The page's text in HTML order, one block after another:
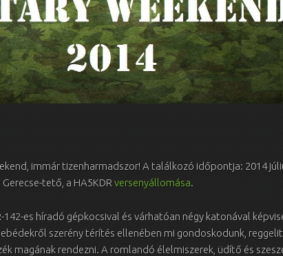
immár tizenharmadszor! A találkozó időpontja: 2014
tető, a HA5KDR versenyállomása.
142-es híradó gépkocsival és várhatóan négy katonával
szerény térítés ellenében mi gondoskodunk,
magának rendezni. A romlandó élelmiszerek, üdítő és